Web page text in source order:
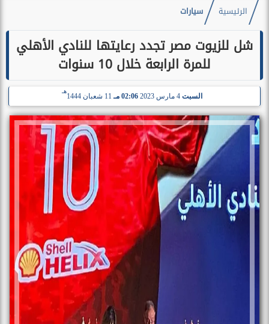
الرئيسية سيارات
شل للزيوت مصر تجدد رعايتها للنادي الأهلي
للمرة الرابعة خلال 10 سنوات
السبت 02:06 مـ 11 شعبان 1444
هـ